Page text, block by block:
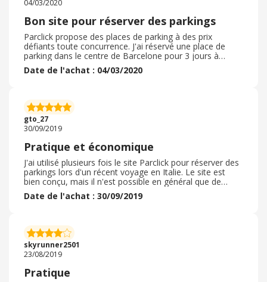
04/03/2020
Bon site pour réserver des parkings
Parclick propose des places de parking à des prix
défiants toute concurrence. J'ai réservé une place de
parking dans le centre de Barcelone pour 3 jours à
environ 40€, en plus j'ai bénéficier d'un code de
réduction de 10%. Cependant, le marchand fait payer
véhicule, espace, possibilités de rentrer et de sortir
plusieurs fois du parking. Par ailleurs, il y a des avis qui
permettent de choisir le bon emplacement. Je
recommande.
Date de l'achat : 04/03/2020
gto_27
30/09/2019
Pratique et économique
J'ai utilisé plusieurs fois le site Parclick pour réserver des
parkings lors d'un récent voyage en Italie. Le site est
bien conçu, mais il n'est possible en général que de
réserver dans des grandes villes, et tous les parkings ne
sont pas disponibles dans une ville donnée. Néanmoins,
tranquille, plutôt que de tourner dans la ville le jour de
l'arrivée pour trouver un parking à plus de 25€ pour 24h,
alors qu'il y a en avait sur le site pour 2 fois moins cher.
Date de l'achat : 30/09/2019
skyrunner2501
23/08/2019
Pratique